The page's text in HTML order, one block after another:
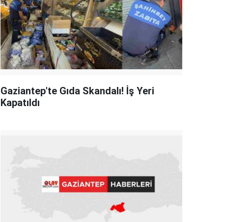
Gaziantep'te Gıda Skandalı! İş Yeri
Kapatıldı